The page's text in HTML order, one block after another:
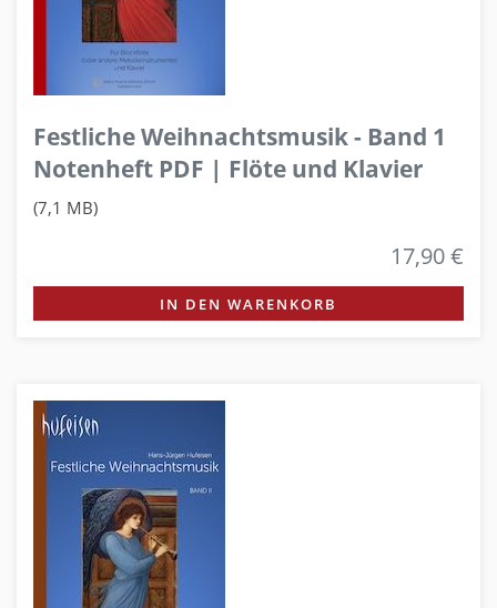
Festliche Weihnachtsmusik - Band 1
Notenheft PDF | Flöte und Klavier
(7,1 MB)
17,90 €
IN DEN WARENKORB